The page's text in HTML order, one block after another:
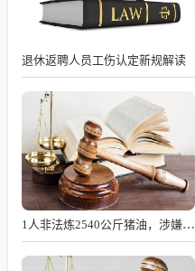
退休返聘人员工伤认定新规解读
1人非法炼2540公斤猪油，涉嫌何罪？